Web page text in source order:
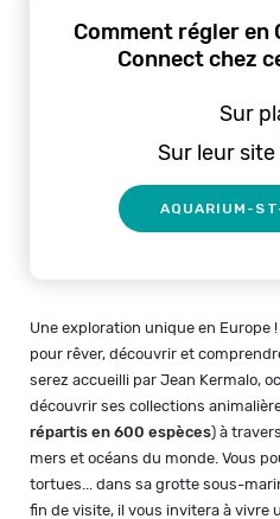
Comment régler en
Connect chez
Sur
Sur leur
AQUARIUM-
Une exploration unique en Europe !
pour rêver, découvrir et
serez accueilli par Jean Kermalo,
découvrir ses collections
répartis en 600 espèces) à
mers et océans du monde. Vous
tortues... dans sa grotte sous-
fin de visite, il vous invitera à vivre